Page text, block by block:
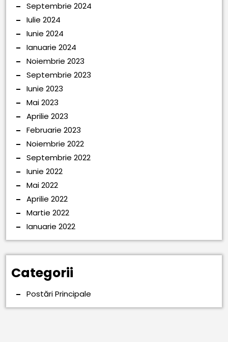
Septembrie 2024
Iulie 2024
Iunie 2024
Ianuarie 2024
Noiembrie 2023
Septembrie 2023
Iunie 2023
Mai 2023
Aprilie 2023
Februarie 2023
Noiembrie 2022
Septembrie 2022
Iunie 2022
Mai 2022
Aprilie 2022
Martie 2022
Ianuarie 2022
Categorii
Postări Principale